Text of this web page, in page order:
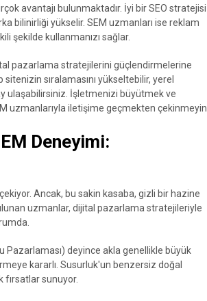
avantajı bulunmaktadır. İyi bir SEO stratejisi
bilinirliği yükselir. SEM uzmanları ise reklam
şekilde kullanmanızı sağlar.
pazarlama stratejilerini güçlendirmelerine
sıralamasını yükseltebilir, yerel
ulaşabilirsiniz. İşletmenizi büyütmek ve
uzmanlarıyla iletişime geçmekten çekinmeyin.
Deneyimi:
Ancak, bu sakin kasaba, gizli bir hazine
uzmanlar, dijital pazarlama stratejileriyle
deyince akla genellikle büyük
kararlı. Susurluk'un benzersiz doğal
sunuyor.